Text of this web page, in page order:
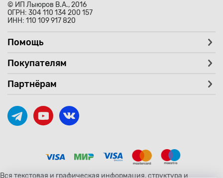
© ИП Лыюров В.А., 2016
ОГРН: 304 110 134 200 157
ИНН: 110 109 917 820
Помощь
Покупателям
Партнёрам
Вся текстовая и графическая информация, структура и